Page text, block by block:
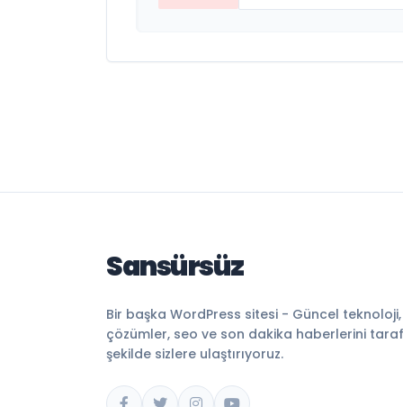
Sansürsüz
Bir başka WordPress sitesi - Güncel
çözümler, seo ve son dakika haberlerini
şekilde sizlere ulaştırıyoruz.